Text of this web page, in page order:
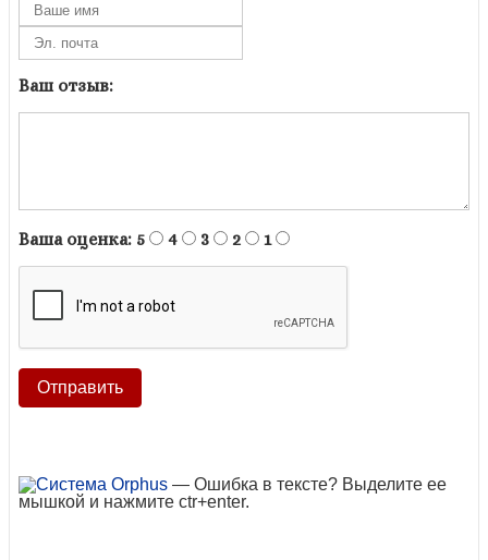
Ваш отзыв:
Ваша оценка: 5 4 3 2 1
— Ошибка в тексте? Выделите ее
мышкой и нажмите ctr+enter.